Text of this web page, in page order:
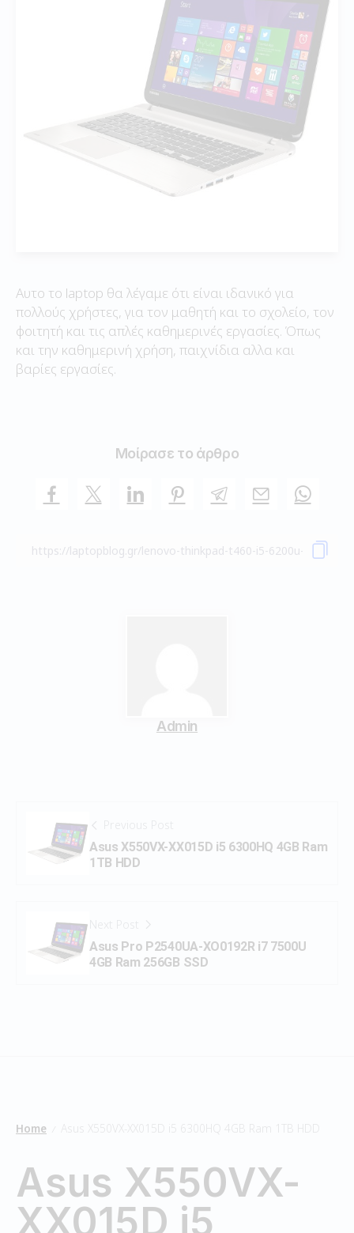
Αυτο το laptop θα λέγαμε ότι είναι ιδανικό για
πολλούς χρήστες, για τον μαθητή και το σχολείο, τον
φοιτητή και τις απλές καθημερινές εργασίες. Όπως
και την καθημερινή χρήση, παιχνίδια αλλα και
βαρίες εργασίες.
Μοίρασε το άρθρο
Admin
Previous Post
Asus X550VX-XX015D i5 6300HQ 4GB Ram
1TB HDD
Next Post
Asus Pro P2540UA-XO0192R i7 7500U
4GB Ram 256GB SSD
Home Asus X550VX-XX015D i5 6300HQ 4GB Ram 1TB HDD
Asus X550VX-
XX015D i5